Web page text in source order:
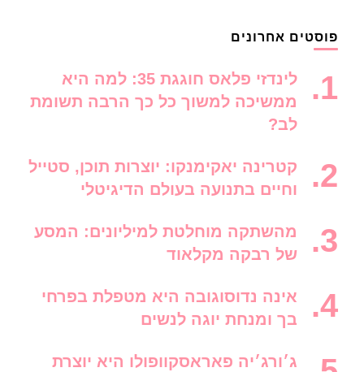
פוסטים אחרונים
לינדזי פלאס חוגגת 35: למה היא
ממשיכה למשוך כל כך הרבה תשומת
לב?
קטרינה יאקימנקו: יוצרות תוכן, סטייל
וחיים בתנועה בעולם הדיגיטלי
מהשתקה מוחלטת למיליונים: המסע
של רבקה מקלאוד
אינה נדוסוגובה היא מטפלת בפרחי
בך ומנחת יוגה לנשים
ג׳ורג׳יה פאראסקוופולו היא יוצרת